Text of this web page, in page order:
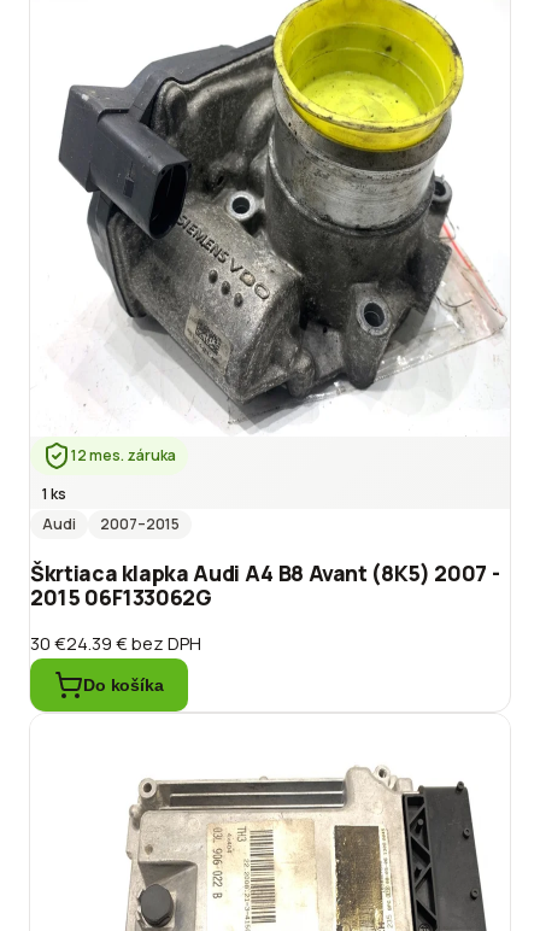
12 mes. záruka
1 ks
Audi
2007–2015
Škrtiaca klapka Audi A4 B8 Avant (8K5) 2007 -
2015 06F133062G
30 €24.39 €bez DPH
Do košíka